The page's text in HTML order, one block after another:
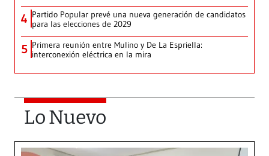
4 Partido Popular prevé una nueva generación de candidatos
para las elecciones de 2029
5 Primera reunión entre Mulino y De La Espriella:
interconexión eléctrica en la mira
Lo Nuevo